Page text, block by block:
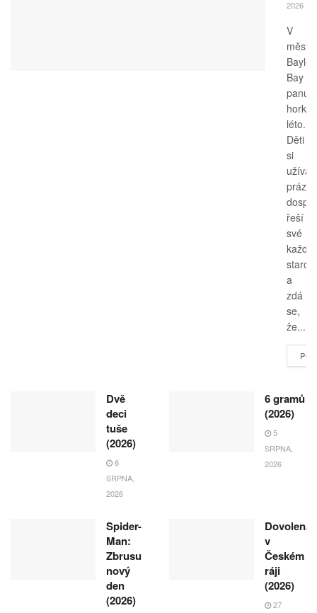
2026
V
Bay
panuje
horké
léto.
Děti
si
užívají
řeší
své
a
zdá
se,
že...
Dvě
deci
tuše
(2026)
6
SRPNA,
2026
6 gramů
(2026)
5
SRPNA,
2026
Spider-
Man:
Zbrusu
nový
den
(2026)
Dovolená
v
Českém
ráji
(2026)
27